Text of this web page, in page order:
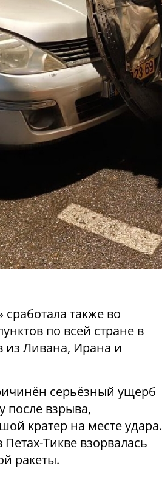
также во
по всей стране в
из Ливана, Ирана и
серьёзный ущерб
после взрыва,
кратер на месте удара.
Тикве взорвалась
ракеты.